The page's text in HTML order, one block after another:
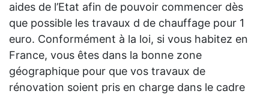
aides de l’Etat afin de pouvoir commencer dès
que possible les travaux d de chauffage pour 1
euro. Conformément à la loi, si vous habitez en
France, vous êtes dans la bonne zone
géographique pour que vos travaux de
rénovation soient pris en charge dans le cadre